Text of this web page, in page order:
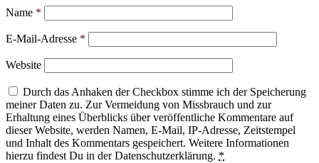
Name *
E-Mail-Adresse *
Website
Durch das Anhaken der Checkbox stimme ich der Speicherung
meiner Daten zu. Zur Vermeidung von Missbrauch und zur
Erhaltung eines Überblicks über veröffentliche Kommentare auf
dieser Website, werden Namen, E-Mail, IP-Adresse, Zeitstempel
und Inhalt des Kommentars gespeichert. Weitere Informationen
hierzu findest Du in der Datenschutzerklärung. *